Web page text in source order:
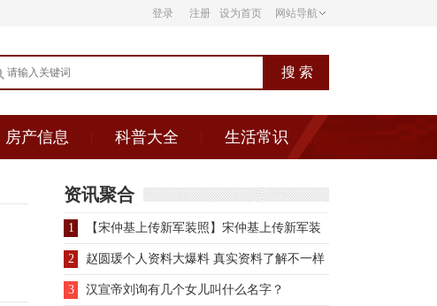
登录 注册 设为首页 网站导航
房产信息 科普大全 生活常识
资讯聚合
1 【宋仲基上传新军装照】宋仲基上传新军装
照感谢粉丝支持
2 赵圆瑗个人资料大爆料 真实资料了解不一样
的赵圆瑗
3 汉宣帝刘询有几个女儿叫什么名字？